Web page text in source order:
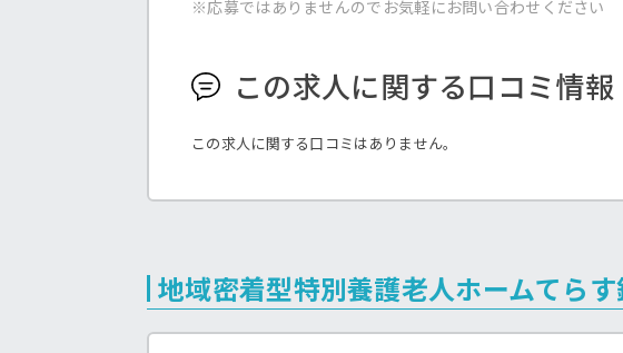
※応募ではありませんのでお気軽にお問い合わせください
この求人に関する口コミ情報
この求人に関する口コミはありません。
地域密着型特別養護老人ホームてら